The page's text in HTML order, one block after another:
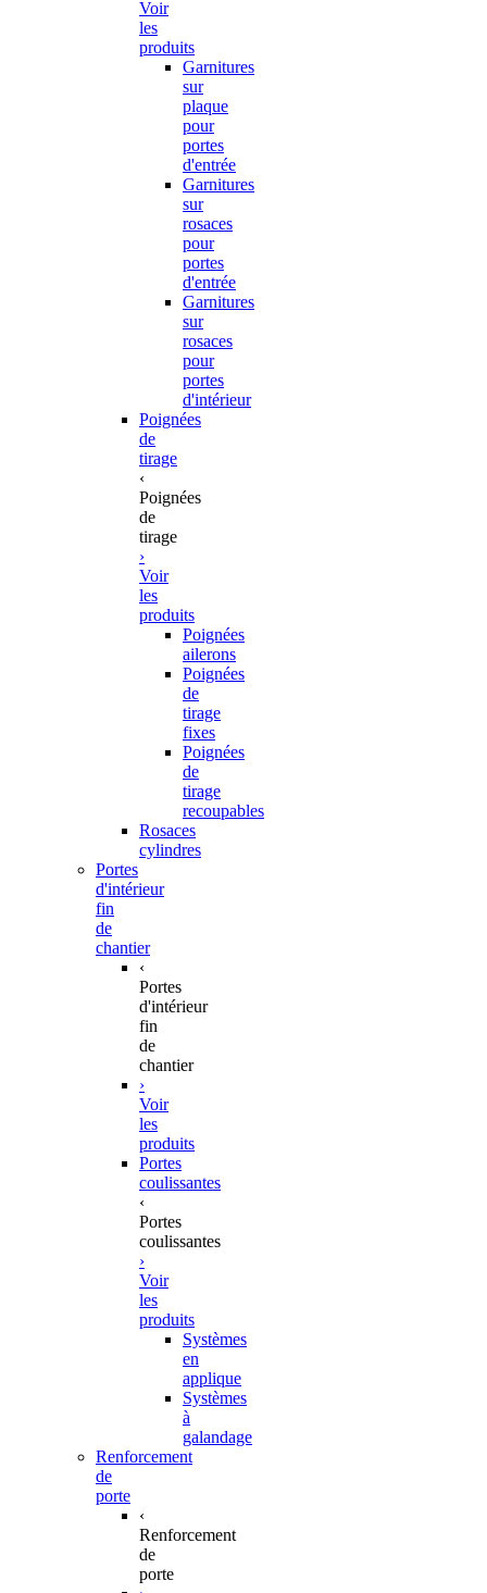
Voir
les
produits
Garnitures
sur
plaque
pour
portes
d'entrée
Garnitures
sur
rosaces
pour
portes
d'entrée
Garnitures
sur
rosaces
pour
portes
d'intérieur
Poignées
de
tirage
‹
Poignées
de
tirage
›
Voir
les
produits
Poignées
ailerons
Poignées
de
tirage
fixes
Poignées
de
tirage
recoupables
Rosaces
cylindres
Portes
d'intérieur
fin
de
chantier
‹
Portes
d'intérieur
fin
de
chantier
›
Voir
les
produits
Portes
coulissantes
‹
Portes
coulissantes
›
Voir
les
produits
Systèmes
en
applique
Systèmes
à
galandage
Renforcement
de
porte
‹
Renforcement
de
porte